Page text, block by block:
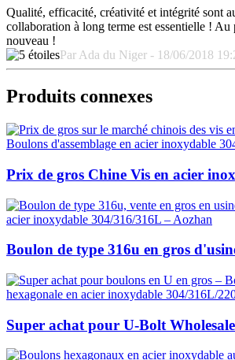
Qualité, efficacité, créativité et intégrité sont
collaboration à long terme est essentielle ! Au
nouveau !
Par Ada du Niger - 18/06/2018
Produits connexes
Prix de gros Chine Vis en acier
Boulon de type 316u en gros
Super achat pour U-Bolt